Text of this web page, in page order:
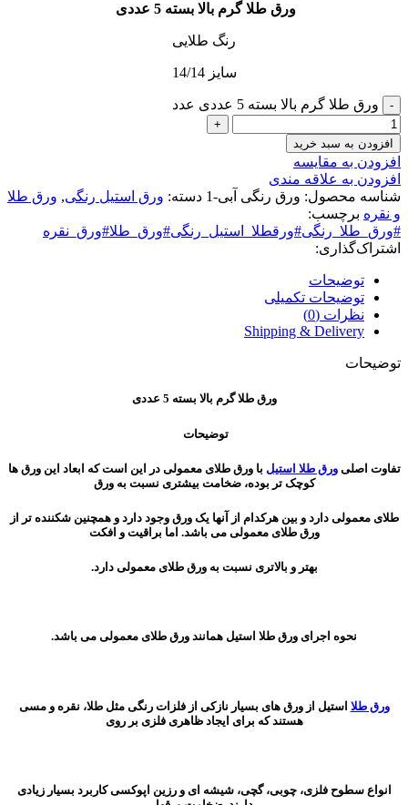
ورق طلا گرم بالا بسته 5 عددی
رنگ طلایی
سایز 14/14
ورق طلا گرم بالا بسته 5 عددی عدد
افزودن به سبد خرید
افزودن به مقایسه
افزودن به علاقه مندی
شناسه محصول: ورق رنگی آبی-1 دسته: ورق استیل رنگی, ورق طلا
و نقره برچسب:
#ورق_طلا_رنگی#ورقطلا_استیل_رنگی#ورق_طلا#ورق_نقره
اشتراک‌گذاری:
توضیحات
توضیحات تکمیلی
نظرات (0)
Shipping & Delivery
توضیحات
ورق طلا گرم بالا بسته 5 عددی
توضیحات
تفاوت اصلیورق طلا استیل با ورق طلای معمولی در این است که ابعاد این ورق ها
کوچک تر بوده، ضخامت بیشتری نسبت به ورق
طلای معمولی دارد و بین هرکدام از آنها یک ورق وجود دارد و همچنین شکننده تر از
ورق طلای معمولی می باشد. اما براقیت و افکت
بهتر و بالاتری نسبت به ورق طلای معمولی دارد.
نحوه اجرای ورق طلا استیل همانند ورق طلای معمولی می باشد.
ورق طلا استیل از ورق های بسیار نازکی از فلزات رنگی مثل طلا، نقره و مسی
هستند که برای ایجاد ظاهری فلزی بر روی
انواع سطوح فلزی، چوبی، گچی، شیشه ای و رزین اپوکسی کاربرد بسیار زیادی